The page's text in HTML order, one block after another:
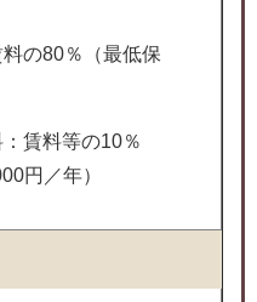
の80％（最低保
賃料等の10％
円／年）